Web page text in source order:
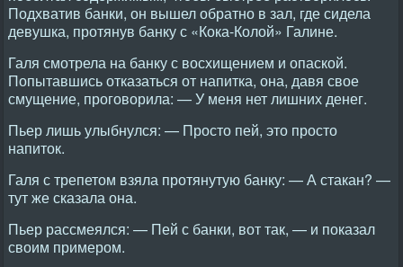
Подхватив банки, он вышел обратно в зал, где сидела
девушка, протянув банку с «Кока-Колой» Галине.
Галя смотрела на банку с восхищением и опаской.
Попытавшись отказаться от напитка, она, давя свое
смущение, проговорила: — У меня нет лишних денег.
Пьер лишь улыбнулся: — Просто пей, это просто
напиток.
Галя с трепетом взяла протянутую банку: — А стакан? —
тут же сказала она.
Пьер рассмеялся: — Пей с банки, вот так, — и показал
своим примером.